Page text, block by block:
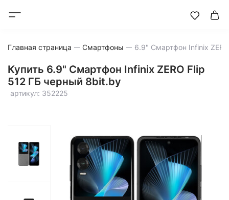
Главная страница Смартфоны
Купить 6.9" Смартфон Infinix ZERO Flip
512 ГБ черный 8bit.by
артикул: 352225